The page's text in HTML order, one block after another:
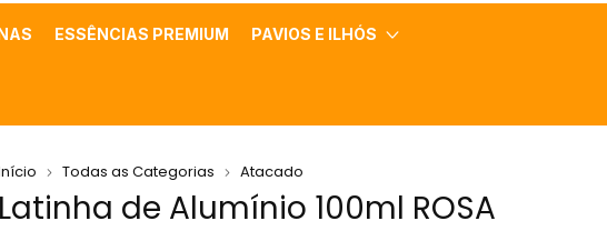
ESSÊNCIAS PREMIUM PAVIOS E ILHÓS
Todas as Categorias Atacado
Latinha de Alumínio 100ml ROSA